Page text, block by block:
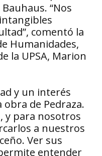
“Nos
comentó la
Humanidades,
la UPSA, Marion
y un interés
de Pedraza.
y para nosotros
a nuestros
Ver sus
entender